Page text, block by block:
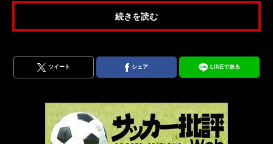
続きを読む
ツイート シェア LINEで送る